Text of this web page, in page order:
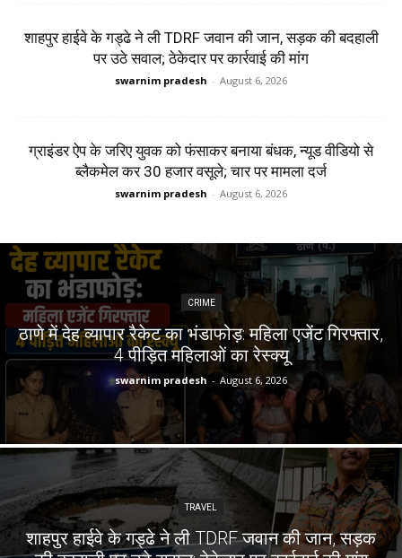
शाहपुर हाईवे के गड्ढे ने ली TDRF जवान की जान, सड़क की बदहाली
पर उठे सवाल; ठेकेदार पर कार्रवाई की मांग
swarnim pradesh - August 6, 2026
ग्राइंडर ऐप के जरिए युवक को फंसाकर बनाया बंधक, न्यूड वीडियो से
ब्लैकमेल कर ₹30 हजार वसूले; चार पर मामला दर्ज
swarnim pradesh - August 6, 2026
CRIME
ठाणे में देह व्यापार रैकेट का भंडाफोड़: महिला एजेंट गिरफ्तार,
4 पीड़ित महिलाओं का रेस्क्यू
swarnim pradesh - August 6, 2026
TRAVEL
शाहपुर हाईवे के गड्ढे ने ली TDRF जवान की जान, सड़क